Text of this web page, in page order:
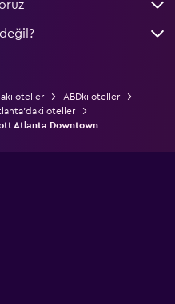
oteller
ABDki oteller
oteller
Atlanta Downtown